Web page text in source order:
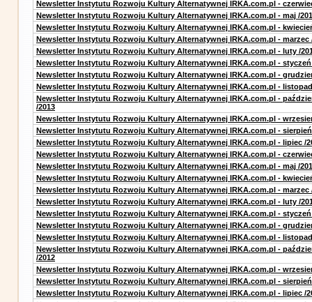
Newsletter Instytutu Rozwoju Kultury Alternatywnej IRKA.com.pl -
Newsletter Instytutu Rozwoju Kultury Alternatywnej IRKA.com.pl - maj /
Newsletter Instytutu Rozwoju Kultury Alternatywnej IRKA.com.pl -
Newsletter Instytutu Rozwoju Kultury Alternatywnej IRKA.com.pl - marzec
Newsletter Instytutu Rozwoju Kultury Alternatywnej IRKA.com.pl - luty /
Newsletter Instytutu Rozwoju Kultury Alternatywnej IRKA.com.pl - styczeń
Newsletter Instytutu Rozwoju Kultury Alternatywnej IRKA.com.pl -
Newsletter Instytutu Rozwoju Kultury Alternatywnej IRKA.com.pl - listopad
Newsletter Instytutu Rozwoju Kultury Alternatywnej IRKA.com.pl -
/2013
Newsletter Instytutu Rozwoju Kultury Alternatywnej IRKA.com.pl -
Newsletter Instytutu Rozwoju Kultury Alternatywnej IRKA.com.pl - sierpień
Newsletter Instytutu Rozwoju Kultury Alternatywnej IRKA.com.pl - lipiec /
Newsletter Instytutu Rozwoju Kultury Alternatywnej IRKA.com.pl -
Newsletter Instytutu Rozwoju Kultury Alternatywnej IRKA.com.pl - maj /
Newsletter Instytutu Rozwoju Kultury Alternatywnej IRKA.com.pl -
Newsletter Instytutu Rozwoju Kultury Alternatywnej IRKA.com.pl - marzec
Newsletter Instytutu Rozwoju Kultury Alternatywnej IRKA.com.pl - luty /
Newsletter Instytutu Rozwoju Kultury Alternatywnej IRKA.com.pl - styczeń
Newsletter Instytutu Rozwoju Kultury Alternatywnej IRKA.com.pl -
Newsletter Instytutu Rozwoju Kultury Alternatywnej IRKA.com.pl - listopad
Newsletter Instytutu Rozwoju Kultury Alternatywnej IRKA.com.pl -
/2012
Newsletter Instytutu Rozwoju Kultury Alternatywnej IRKA.com.pl -
Newsletter Instytutu Rozwoju Kultury Alternatywnej IRKA.com.pl - sierpień
Newsletter Instytutu Rozwoju Kultury Alternatywnej IRKA.com.pl - lipiec /